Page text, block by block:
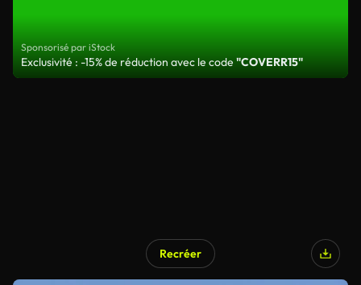
Sponsorisé par iStock
Exclusivité : -15% de réduction avec le code "COVERR15"
Recréer